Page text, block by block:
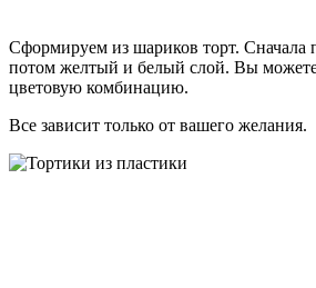
Сформируем из шариков торт.
потом желтый и белый слой. Вы
цветовую комбинацию.
Все зависит только от вашего желания.